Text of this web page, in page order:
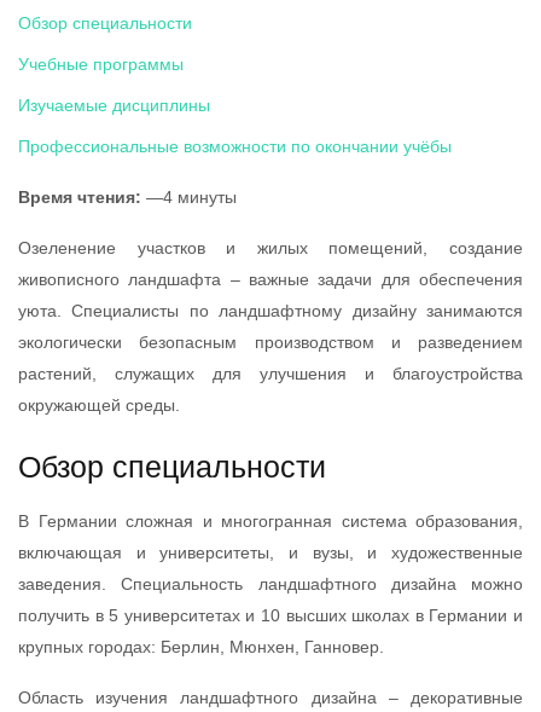
Обзор специальности
Учебные программы
Изучаемые дисциплины
Профессиональные возможности по окончании учёбы
Время чтения: —4 минуты
Озеленение участков и жилых помещений, создание
живописного ландшафта – важные задачи для обеспечения
уюта. Специалисты по ландшафтному дизайну занимаются
экологически безопасным производством и разведением
растений, служащих для улучшения и благоустройства
окружающей среды.
Обзор специальности
В Германии сложная и многогранная система образования,
включающая и университеты, и вузы, и художественные
заведения. Специальность ландшафтного дизайна можно
получить в 5 университетах и 10 высших школах в Германии и
крупных городах: Берлин, Мюнхен, Ганновер.
Область изучения ландшафтного дизайна – декоративные